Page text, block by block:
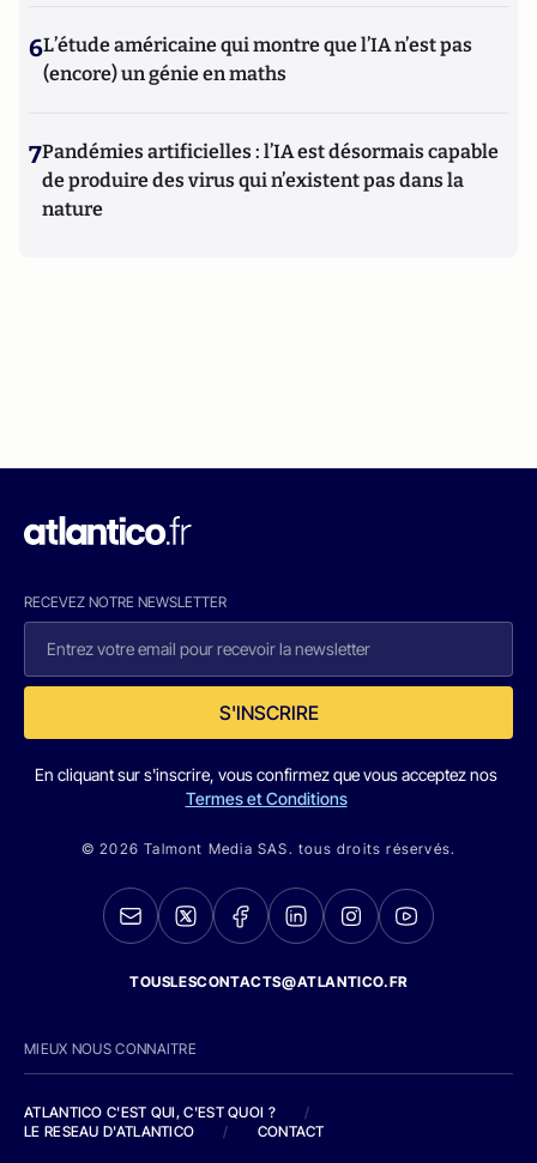
6L’étude américaine qui montre que l’IA n’est pas
(encore) un génie en maths
7Pandémies artificielles : l’IA est désormais capable
de produire des virus qui n’existent pas dans la
nature
RECEVEZ NOTRE NEWSLETTER
S'INSCRIRE
En cliquant sur s'inscrire, vous confirmez que vous acceptez nos
Termes et Conditions
© 2026 Talmont Media SAS. tous droits réservés.
TOUSLESCONTACTS@ATLANTICO.FR
MIEUX NOUS CONNAITRE
ATLANTICO C'EST QUI, C'EST QUOI ?
/
LE RESEAU D'ATLANTICO
/ CONTACT